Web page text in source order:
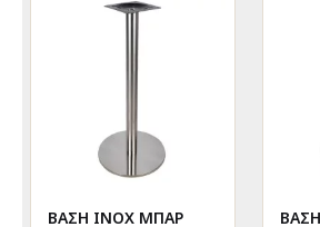
ΒΑΣΗ INOX ΜΠΑΡ